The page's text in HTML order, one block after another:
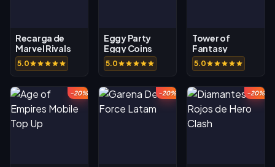
Recarga de
Marvel Rivals
5.0
Eggy Party
Eggy Coins
5.0
Tower of
Fantasy
Tanium (Global)
5.0
-20% -20% -20%